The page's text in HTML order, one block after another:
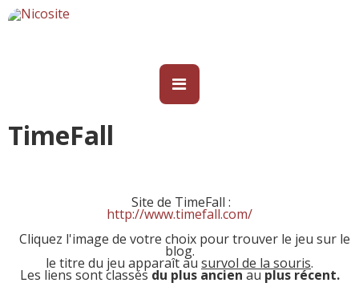
TimeFall
Site de TimeFall :
http://www.timefall.com/
Cliquez l'image de votre choix pour trouver le jeu sur le
blog.
le titre du jeu apparaît au survol de la souris.
Les liens sont classés du plus ancienauplus récent.